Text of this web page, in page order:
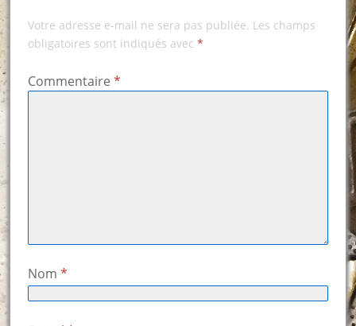
Votre adresse e-mail ne sera pas publiée. Les champs
obligatoires sont indiqués avec *
Commentaire *
Nom *